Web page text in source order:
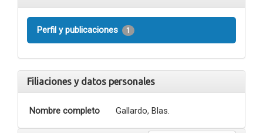
Perfil y publicaciones 1
Filiaciones y datos personales
Nombre completo Gallardo, Blas.